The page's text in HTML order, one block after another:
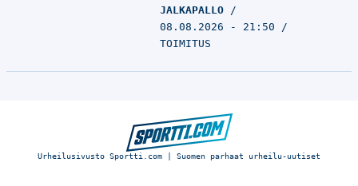
JALKAPALLO
08.08.2026 - 21:50
TOIMITUS
Urheilusivusto Sportti.com | Suomen parhaat urheilu-uutiset